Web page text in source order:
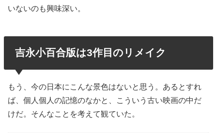
いないのも興味深い。
吉永小百合版は3作目のリメイク
もう、今の日本にこんな景色はないと思う。あるとすれ
ば、個人個人の記憶のなかと、こういう古い映画の中だ
けだ。そんなことを考えて観ていた。